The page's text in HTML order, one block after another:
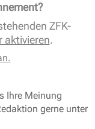
ZFK-
aktivieren.
Ihre Meinung
gerne unter